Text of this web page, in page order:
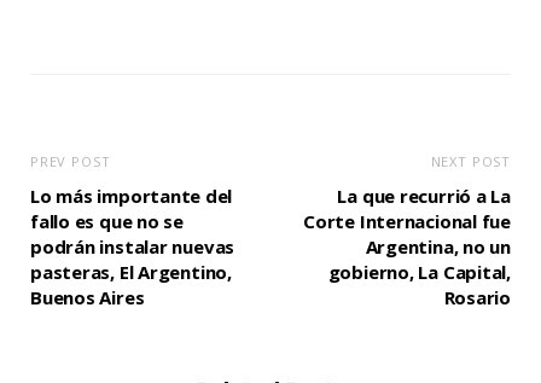
PREV POST
Lo más importante del
fallo es que no se
podrán instalar nuevas
pasteras, El Argentino,
Buenos Aires
NEXT POST
La que recurrió a La
Corte Internacional fue
Argentina, no un
gobierno, La Capital,
Rosario